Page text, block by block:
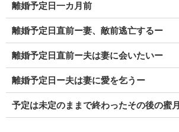
離婚予定日一カ月前
離婚予定日直前ー妻、敵前逃亡するー
離婚予定日直前ー夫は妻に会いたいー
離婚予定日ー夫は妻に愛を乞うー
予定は未定のままで終わったその後の蜜月